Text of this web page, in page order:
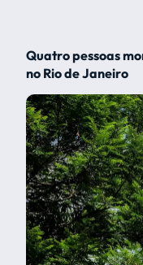
Quatro pessoas
no Rio de Janeiro